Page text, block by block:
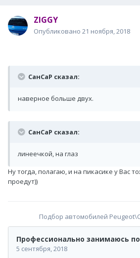
ZIGGY
Опубликовано 21 ноября, 2018
СанСаР сказал:
наверное больше двух.
СанСаР сказал:
линеечкой, на глаз
Ну тогда, полагаю, и на пикасике у Вас
проедут))
Подбор автомобилей